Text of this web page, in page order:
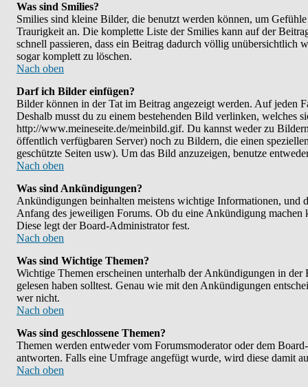
Was sind Smilies?
Smilies sind kleine Bilder, die benutzt werden können, um
Traurigkeit an. Die komplette Liste der Smilies kann auf der
schnell passieren, dass ein Beitrag dadurch völlig unübersichtlich
sogar komplett zu löschen.
Nach oben
Darf ich Bilder einfügen?
Bilder können in der Tat im Beitrag angezeigt werden. Auf jeden
Deshalb musst du zu einem bestehenden Bild verlinken,
http://www.meineseite.de/meinbild.gif. Du kannst weder zu
öffentlich verfügbaren Server) noch zu Bildern, die einen
geschützte Seiten usw). Um das Bild anzuzeigen, benutze
Nach oben
Was sind Ankündigungen?
Ankündigungen beinhalten meistens wichtige Informationen, und
Anfang des jeweiligen Forums. Ob du eine Ankündigung
Diese legt der Board-Administrator fest.
Nach oben
Was sind Wichtige Themen?
Wichtige Themen erscheinen unterhalb der Ankündigungen in
gelesen haben solltest. Genau wie mit den Ankündigungen
wer nicht.
Nach oben
Was sind geschlossene Themen?
Themen werden entweder vom Forumsmoderator oder dem
antworten. Falls eine Umfrage angefügt wurde, wird diese damit
Nach oben